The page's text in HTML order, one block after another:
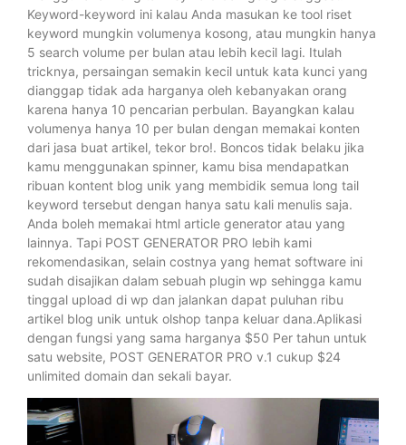
Keyword-keyword ini kalau Anda masukan ke tool riset
keyword mungkin volumenya kosong, atau mungkin hanya
5 search volume per bulan atau lebih kecil lagi. Itulah
tricknya, persaingan semakin kecil untuk kata kunci yang
dianggap tidak ada harganya oleh kebanyakan orang
karena hanya 10 pencarian perbulan. Bayangkan kalau
volumenya hanya 10 per bulan dengan memakai konten
dari jasa buat artikel, tekor bro!. Boncos tidak belaku jika
kamu menggunakan spinner, kamu bisa mendapatkan
ribuan kontent blog unik yang membidik semua long tail
keyword tersebut dengan hanya satu kali menulis saja.
Anda boleh memakai html article generator atau yang
lainnya. Tapi POST GENERATOR PRO lebih kami
rekomendasikan, selain costnya yang hemat software ini
sudah disajikan dalam sebuah plugin wp sehingga kamu
tinggal upload di wp dan jalankan dapat puluhan ribu
artikel blog unik untuk olshop tanpa keluar dana.Aplikasi
dengan fungsi yang sama harganya $50 Per tahun untuk
satu website, POST GENERATOR PRO v.1 cukup $24
unlimited domain dan sekali bayar.